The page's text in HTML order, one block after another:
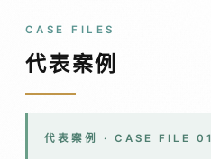
CASE FILES
代表案例
代表案例 · CASE FILE 01